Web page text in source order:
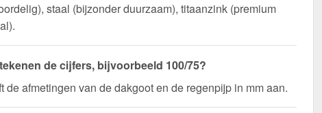
staal (bijzonder duurzaam), titaanzink (premium
de cijfers, bijvoorbeeld 100/75?
de afmetingen van de dakgoot en de regenpijp in mm aan.